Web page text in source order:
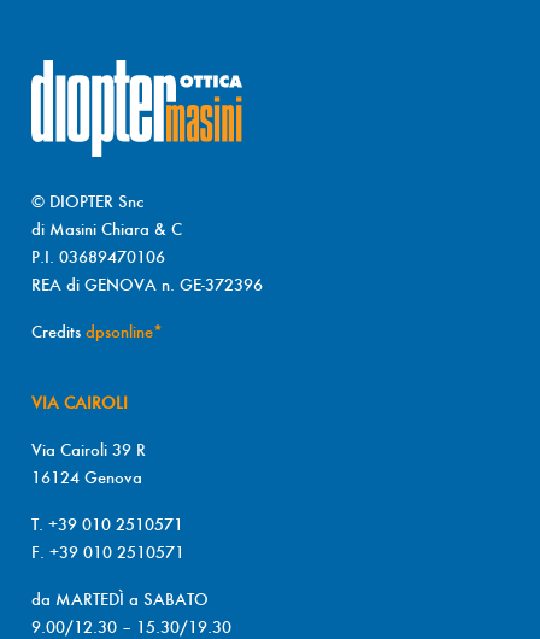
© DIOPTER Snc
di Masini Chiara & C
P.I. 03689470106
REA di GENOVA n. GE-372396
Credits dpsonline*
VIA CAIROLI
Via Cairoli 39 R
16124 Genova
T. +39 010 2510571
F. +39 010 2510571
da MARTEDÌ a SABATO
9.00/12.30 – 15.30/19.30